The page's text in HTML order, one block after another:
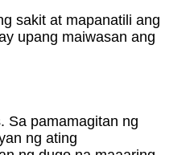
sakit at mapanatili ang
upang maiwasan ang
Sa pamamagitan ng
ng ating